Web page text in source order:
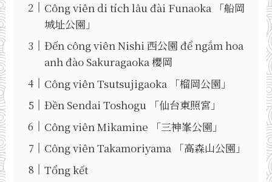
Công viên di tích lâu đài Funaoka 「船岡
城址公園」
Đến công viên Nishi 西公園 để ngắm hoa
anh đào Sakuragaoka 櫻岡
Công viên Tsutsujigaoka 「榴岡公園」
Đền Sendai Toshogu 「仙台東照宮」
Công viên Mikamine 「三神峯公園」
Công viên Takamoriyama 「高森山公園」
Tổng kết